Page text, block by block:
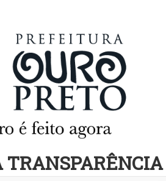
TRANSPARÊNCIA